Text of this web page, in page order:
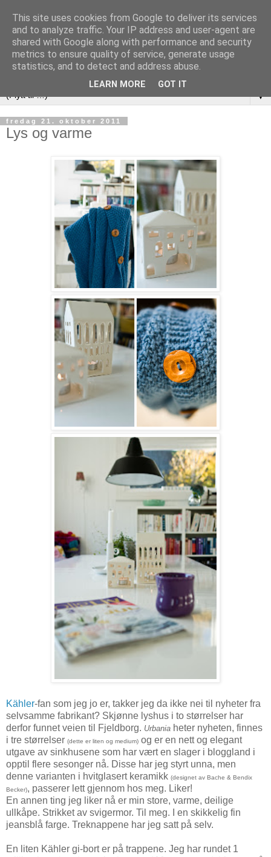
▼
fredag 21. oktober 2011
Lys og varme
Kähler-fan som jeg jo er, takker jeg da ikke nei til nyheter fra
selvsamme fabrikant? Skjønne lyshus i to størrelser har
derfor funnet veien til Fjeldborg. Urbania heter nyheten, finnes
i tre størrelser (dette er liten og medium) og er en nett og elegant
utgave av sinkhusene som har vært en slager i bloggland i
opptil flere sesonger nå. Disse har jeg styrt unna, men
denne varianten i hvitglasert keramikk (designet av Bache & Bendix
Becker), passerer lett gjennom hos meg. Liker!
En annen ting jeg liker nå er min store, varme, deilige
ullkåpe. Strikket av svigermor. Til meg. I en skikkelig fin
jeansblå farge. Treknappene har jeg satt på selv.
En liten Kähler gi-bort er på trappene. Jeg har rundet 1
This site uses cookies from Google to deliver its services
and to analyze traffic. Your IP address and user-agent are
shared with Google along with performance and security
metrics to ensure quality of service, generate usage
statistics, and to detect and address abuse.
LEARN MORE GOT IT